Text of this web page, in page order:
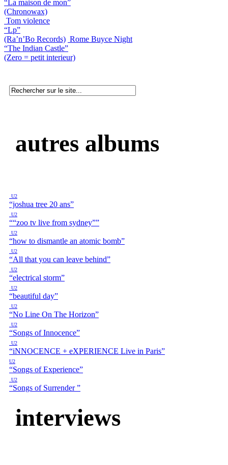
“La maison de mon”
(Chronowax)
Tom violence
“Lp”
(Ra’n’Bo Records) Rome Buyce Night
“The Indian Castle”
(Zero = petit interieur)
autres albums
U2
“joshua tree 20 ans”
U2
““zoo tv live from sydney””
U2
“how to dismantle an atomic bomb”
U2
“All that you can leave behind”
U2
“electrical storm”
U2
“beautiful day”
U2
“No Line On The Horizon”
U2
“Songs of Innocence”
U2
“iNNOCENCE + eXPERIENCE Live in Paris”
U2
“Songs of Experience”
U2
“Songs of Surrender ”
interviews